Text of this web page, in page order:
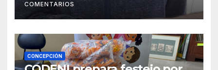
COMENTARIOS
CONCEPCIÓN